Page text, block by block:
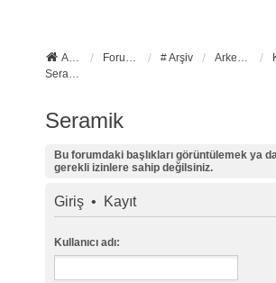
Anasayfa Forum ana sayfa # Arşiv Arkeoloji
Seramik
Seramik
Bu forumdaki başlıkları görüntülemek ya
gerekli izinlere sahip değilsiniz.
Giriş• Kayıt
Kullanıcı adı: